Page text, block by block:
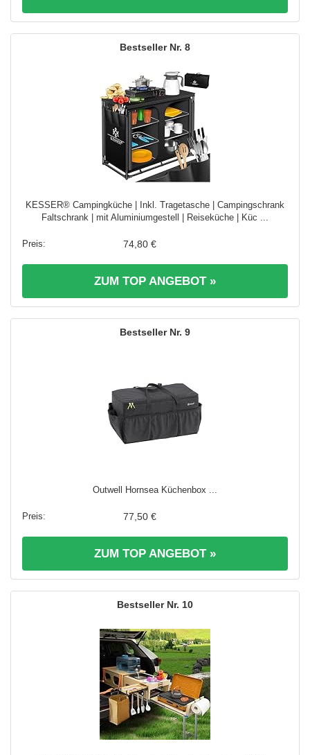
8
KESSER® Campingküche | Inkl. Tragetasche | Campingschrank
Faltschrank | mit Aluminiumgestell | Reiseküche | Küc ...
74,80 €
ZUM TOP ANGEBOT »
9
Outwell Hornsea Küchenbox ...
77,50 €
ZUM TOP ANGEBOT »
10